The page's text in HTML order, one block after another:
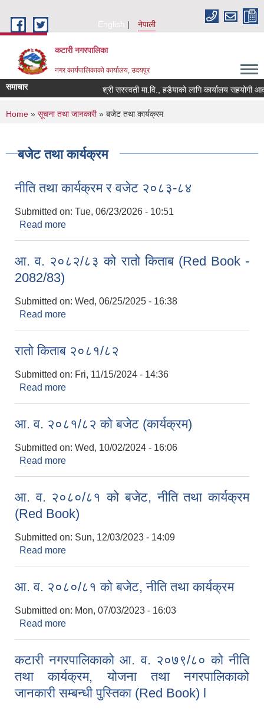
English
नेपाली
कटारी नगरपालिका
नगर कार्यपालिकाको कार्यालय, उदयपुर
समाचार श्री सरस्वती मा.वि., हडैयाको लागि कार्यालय सहयोगी
You are here
Home » सूचना तथा जानकारी» बजेट तथा कार्यक्रम
बजेट तथा कार्यक्रम
नीति तथा कार्यक्रम र वजेट २०८३-८४
Submitted on: Tue, 06/23/2026 - 10:51
Read more
आ. व. २०८२/८३ को रातो किताब (Red Book -
2082/83)
Submitted on: Wed, 06/25/2025 - 16:38
Read more
रातो किताब २०८१/८२
Submitted on: Fri, 11/15/2024 - 14:36
Read more
आ. व. २०८१/८२ को बजेट (कार्यक्रम)
Submitted on: Wed, 10/02/2024 - 16:06
Read more
आ. व. २०८०/८१ को बजेट, नीति तथा कार्यक्रम
(Red Book)
Submitted on: Sun, 12/03/2023 - 14:09
Read more
आ. व. २०८०/८१ को बजेट, नीति तथा कार्यक्रम
Submitted on: Mon, 07/03/2023 - 16:03
Read more
कटारी नगरपालिकाको आ. व. २०७९/८० को नीति
तथा कार्यक्रम, योजना तथा नगरपालिकाको
जानकारी सम्बन्धी पुस्तिका (Red Book) l